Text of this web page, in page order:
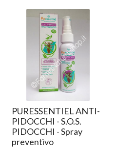
PURESSENTIEL ANTI-
PIDOCCHI - S.O.S.
PIDOCCHI - Spray
preventivo